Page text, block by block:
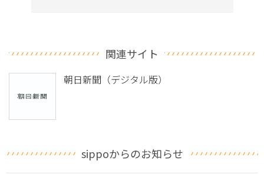
関連サイト
朝日新聞（デジタル版）
sippoからのお知らせ